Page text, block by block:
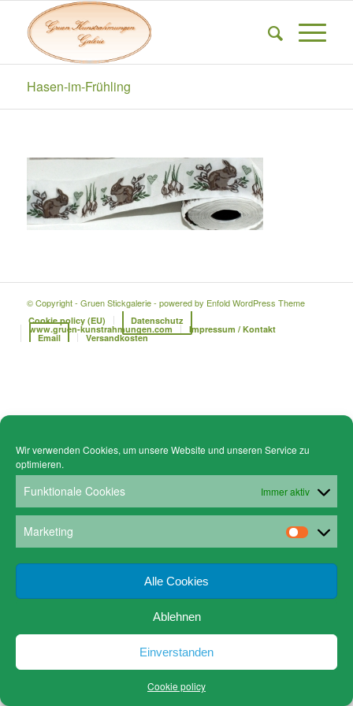
Wir verwenden Cookies, um unsere Website und unseren Service zu
optimieren.
Funktionale Cookies Immer aktiv
Marketing
Alle Cookies
Ablehnen
Einverstanden
Cookie policy
Hasen-im-Frühling
© Copyright - Gruen Stickgalerie - powered by Enfold WordPress Theme
Cookie policy (EU) Datenschutz
www.gruen-kunstrahmungen.com Impressum / Kontakt
Email Versandkosten